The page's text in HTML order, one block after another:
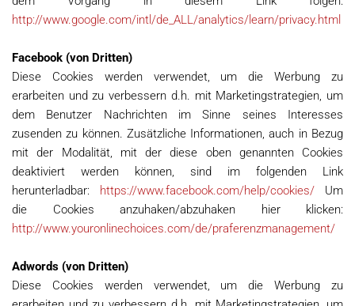
http://www.google.com/intl/de_ALL/analytics/learn/privacy.html
Facebook (von Dritten)
Diese Cookies werden verwendet, um die Werbung zu
erarbeiten und zu verbessern d.h. mit Marketingstrategien, um
dem Benutzer Nachrichten im Sinne seines Interesses
zusenden zu können. Zusätzliche Informationen, auch in Bezug
mit der Modalität, mit der diese oben genannten Cookies
deaktiviert werden können, sind im folgenden Link
herunterladbar: https://www.facebook.com/help/cookies/ Um
die Cookies anzuhaken/abzuhaken hier klicken:
http://www.youronlinechoices.com/de/praferenzmanagement/
Adwords (von Dritten)
Diese Cookies werden verwendet, um die Werbung zu